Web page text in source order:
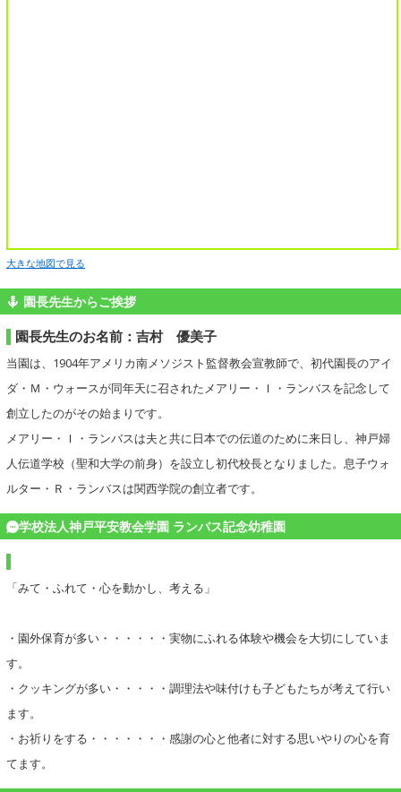
大きな地図で見る
園長先生からご挨拶
園長先生のお名前：吉村 優美子
当園は、1904年アメリカ南メソジスト監督教会宣教師で、初代園長のアイ
ダ・Ｍ・ウォースが同年天に召されたメアリー・Ｉ・ランバスを記念して
創立したのがその始まりです。
メアリー・Ｉ・ランバスは夫と共に日本での伝道のために来日し、神戸婦
人伝道学校（聖和大学の前身）を設立し初代校長となりました。息子ウォ
ルター・Ｒ・ランバスは関西学院の創立者です。
学校法人神戸平安教会学園 ランバス記念幼稚園
「みて・ふれて・心を動かし、考える」
・園外保育が多い・・・・・・実物にふれる体験や機会を大切にしていま
す。
・クッキングが多い・・・・・調理法や味付けも子どもたちが考えて行い
ます。
・お祈りをする・・・・・・・感謝の心と他者に対する思いやりの心を育
てます。